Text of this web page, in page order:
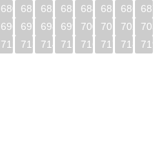
680 681 682 683 684 685 686
696 697 698 699 700 701 702
712 713 714 715 716 717 718